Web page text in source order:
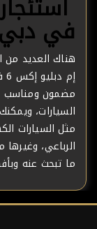
في
هناك العديد من
مضمون ومناسب
السيارات،
مثل السيارات
الرباعي، وغيرها
ما تبحث عنه